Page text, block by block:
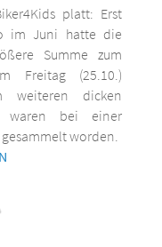
platt: Erst
im Juni hatte die
Summe zum
Freitag (25.10.)
weiteren dicken
waren bei einer
worden.